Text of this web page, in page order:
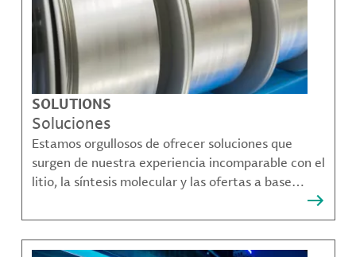
SOLUTIONS
Soluciones
Estamos orgullosos de ofrecer soluciones que
surgen de nuestra experiencia incomparable con el
litio, la síntesis molecular y las ofertas a base
bromo que resuelven muchos de los desafíos más
complejos de nuestros clientes.